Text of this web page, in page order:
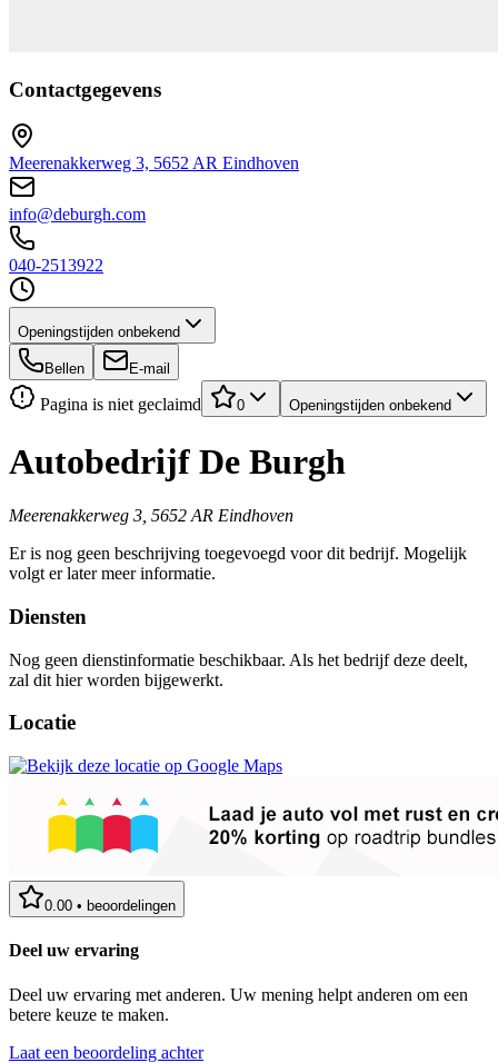
Contactgegevens
Meerenakkerweg 3, 5652 AR Eindhoven
info@deburgh.com
040-2513922
Openingstijden onbekend
Bellen E-mail
Pagina is niet geclaimd 0 Openingstijden onbekend
Autobedrijf De Burgh
Meerenakkerweg 3, 5652 AR Eindhoven
Er is nog geen beschrijving toegevoegd voor dit bedrijf. Mogelijk
volgt er later meer informatie.
Diensten
Nog geen dienstinformatie beschikbaar. Als het bedrijf deze deelt,
zal dit hier worden bijgewerkt.
Locatie
0.00 • beoordelingen
Deel uw ervaring
Deel uw ervaring met anderen. Uw mening helpt anderen om een
betere keuze te maken.
Laat een beoordeling achter